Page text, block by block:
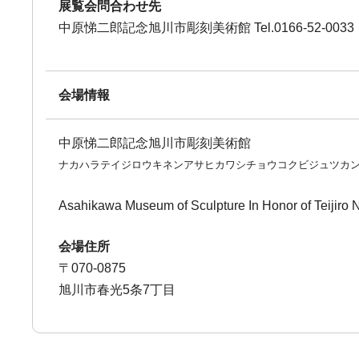
展覧会問合わせ先
中原悌二郎記念旭川市彫刻美術館 Tel.0166-52-0033
会場情報
中原悌二郎記念旭川市彫刻美術館
ナカハラテイジロウキネンアサヒカワシチョウコクビジュツカン
Asahikawa Museum of Sculpture In Honor of Teijiro
会場住所
〒070-0875
旭川市春光5条7丁目